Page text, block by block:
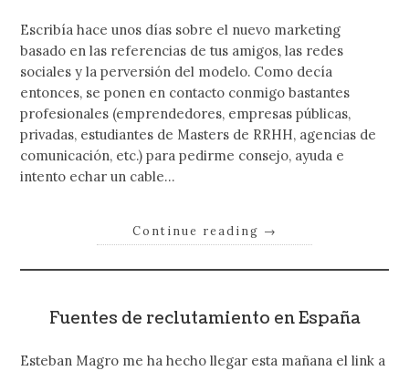
Escribía hace unos días sobre el nuevo marketing
basado en las referencias de tus amigos, las redes
sociales y la perversión del modelo. Como decía
entonces, se ponen en contacto conmigo bastantes
profesionales (emprendedores, empresas públicas,
privadas, estudiantes de Masters de RRHH, agencias de
comunicación, etc.) para pedirme consejo, ayuda e
intento echar un cable…
Continue reading →
Fuentes de reclutamiento en España
Esteban Magro me ha hecho llegar esta mañana el link a